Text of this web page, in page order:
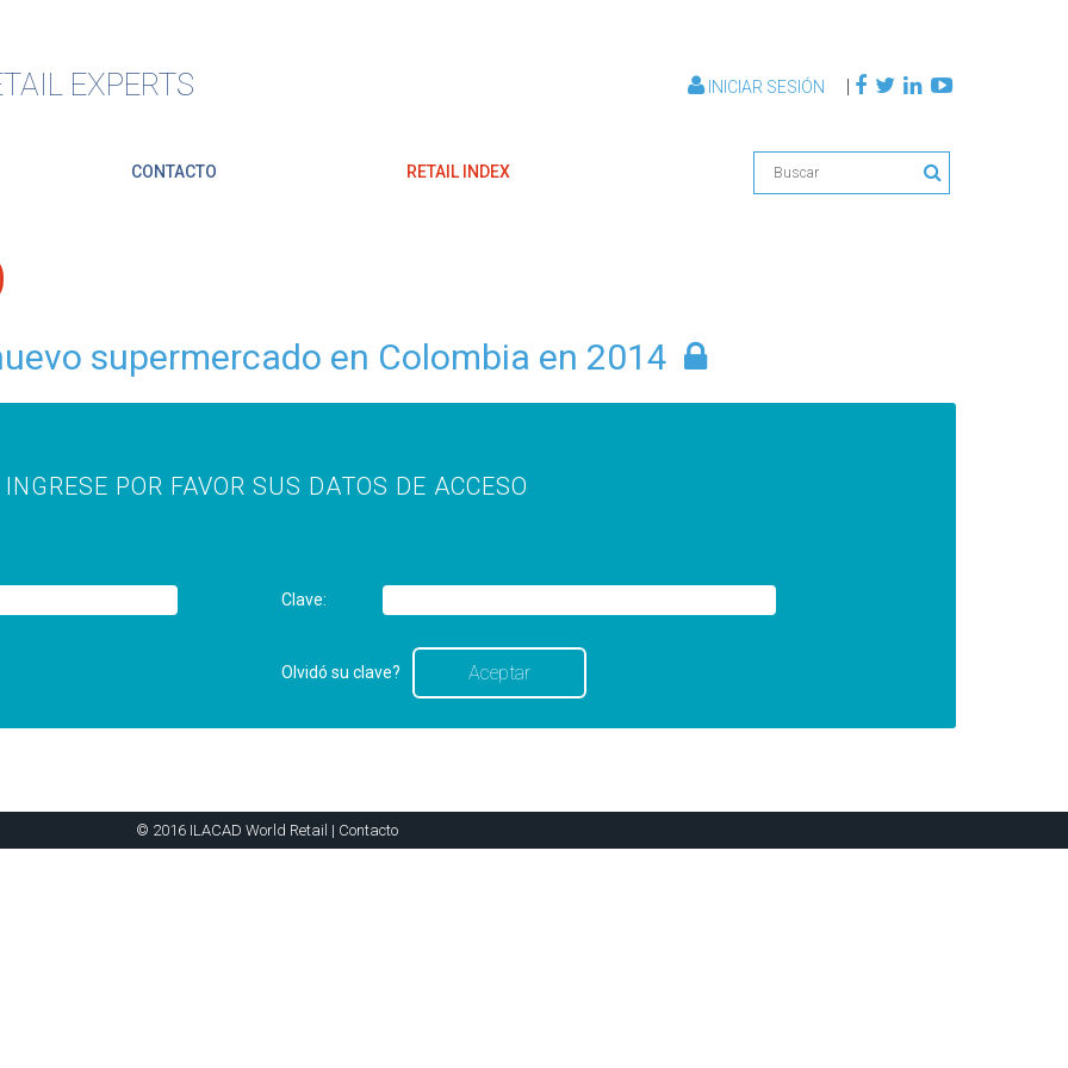
EXPERTS INICIAR SESIÓN |
CONTACTO RETAIL INDEX
supermercado en Colombia en 2014
INGRESE POR FAVOR SUS DATOS DE ACCESO
Clave:
Olvidó su clave?
© 2016 ILACAD World Retail | Contacto